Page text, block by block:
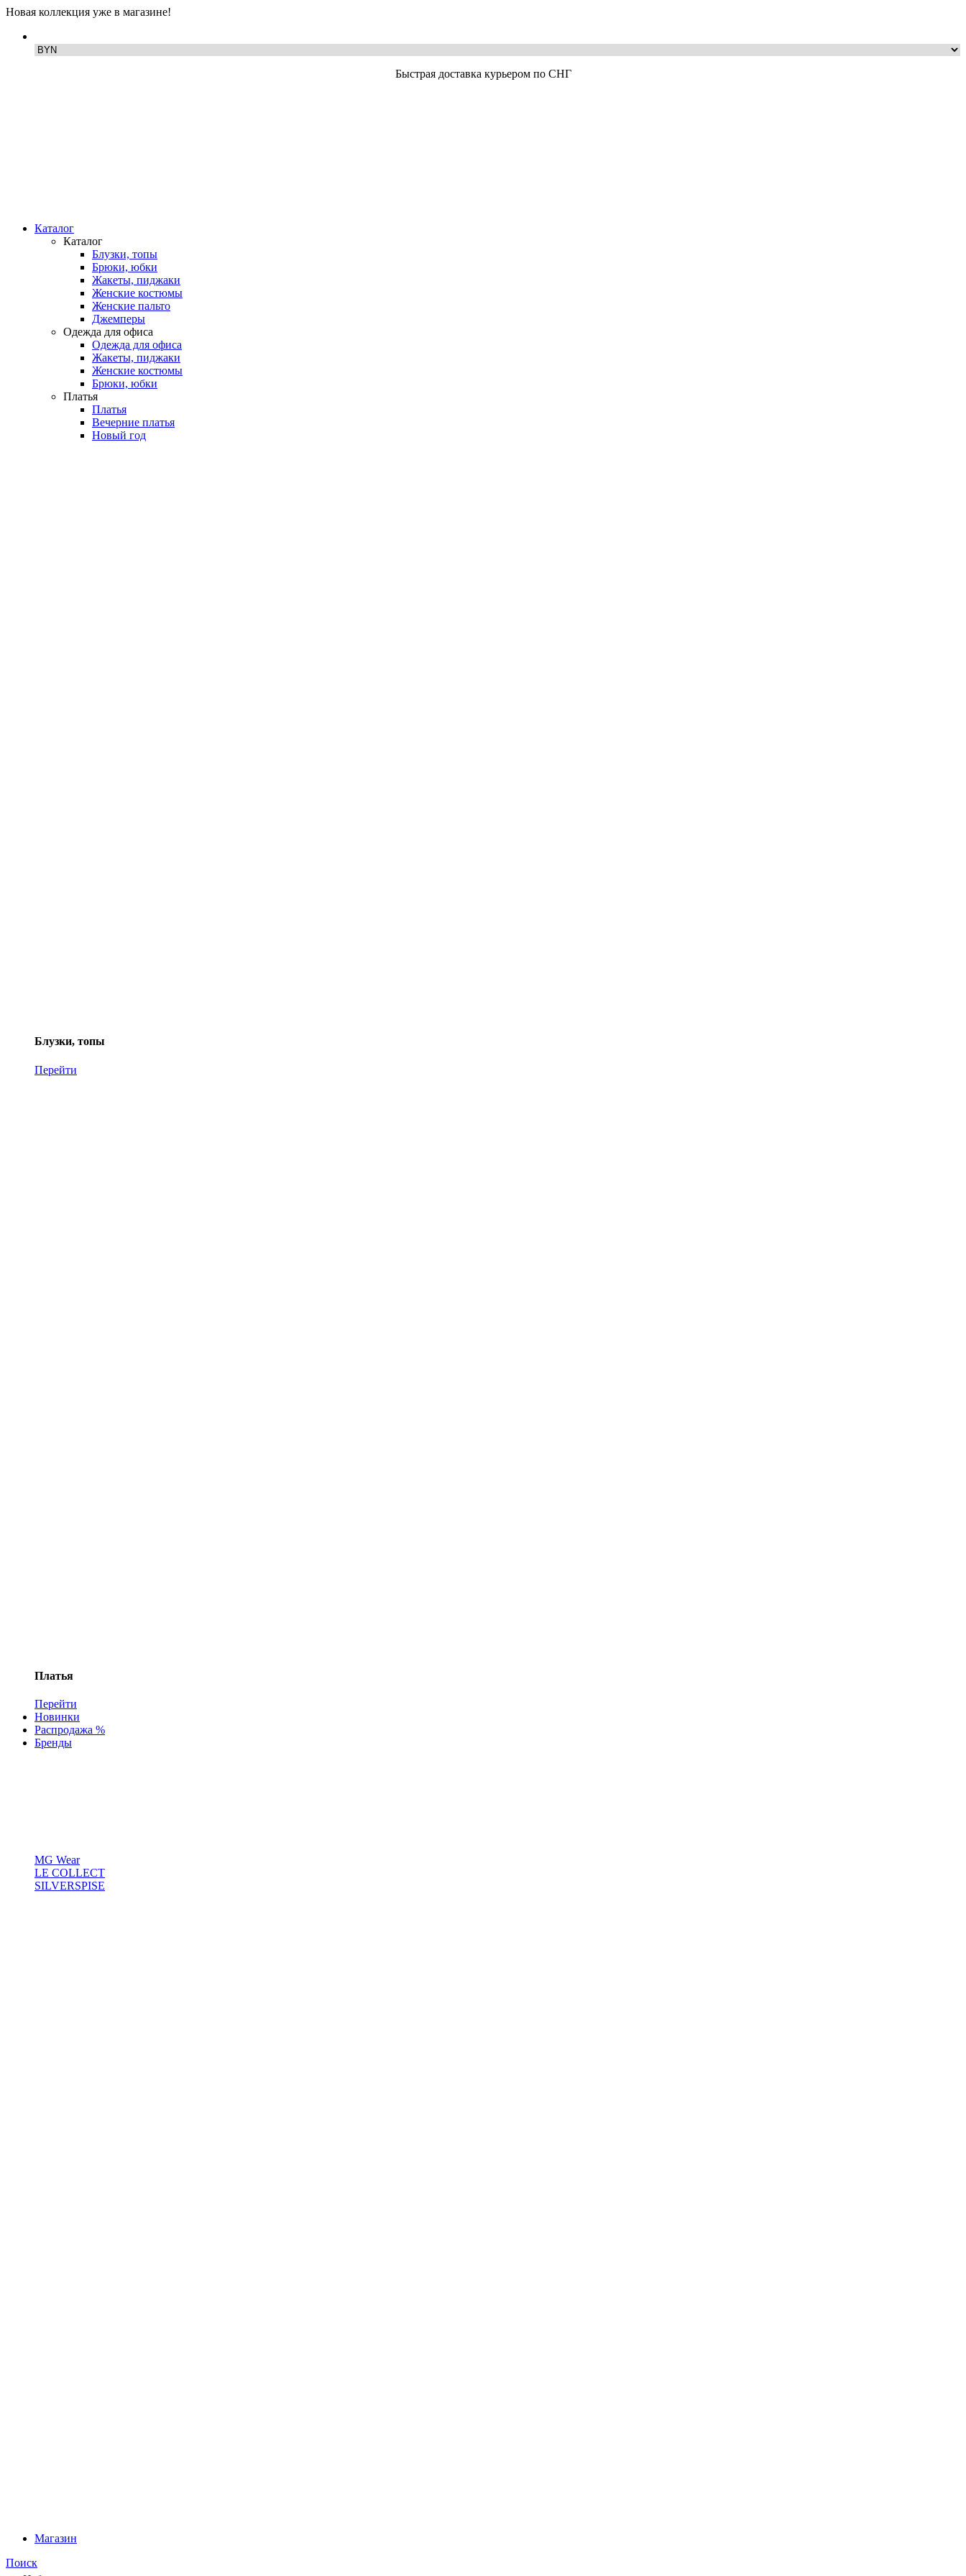
Новая коллекция уже в магазине!
Быстрая доставка курьером по СНГ
Каталог
Каталог
Блузки, топы
Брюки, юбки
Жакеты, пиджаки
Женские костюмы
Женские пальто
Джемперы
Одежда для офиса
Одежда для офиса
Жакеты, пиджаки
Женские костюмы
Брюки, юбки
Платья
Платья
Вечерние платья
Новый год
Блузки, топы
Перейти
Платья
Перейти
Новинки
Распродажа %
Бренды
MG Wear
LE COLLECT
SILVERSPISE
Магазин
Поиск